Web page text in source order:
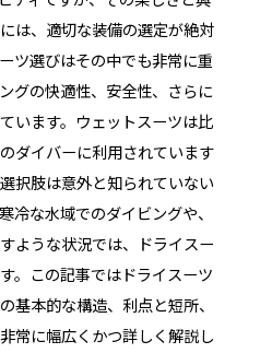
は、適切な装備の選定が絶対
ツ選びはその中でも非常に重
グの快適性、安全性、さらに
います。ウェットスーツは比
ダイバーに利用されています
択肢は意外と知られていない
冷な水域でのダイビングや、
ような状況では、ドライスー
。この記事ではドライスーツ
基本的な構造、利点と短所、
常に幅広くかつ詳しく解説し